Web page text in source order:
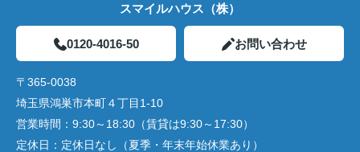
スマイルハウス（株）
0120-4016-50 お問い合わせ
〒365-0038
埼玉県鴻巣市本町４丁目1-10
営業時間： 9:30～18:30（賃貸は9:30～17:30）
定休日： 定休日なし（夏季・年末年始休業あり）